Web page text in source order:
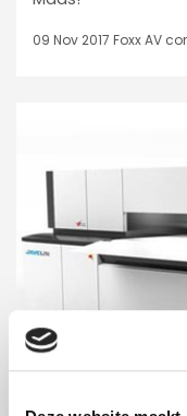
09 Nov 2017 Foxx AV